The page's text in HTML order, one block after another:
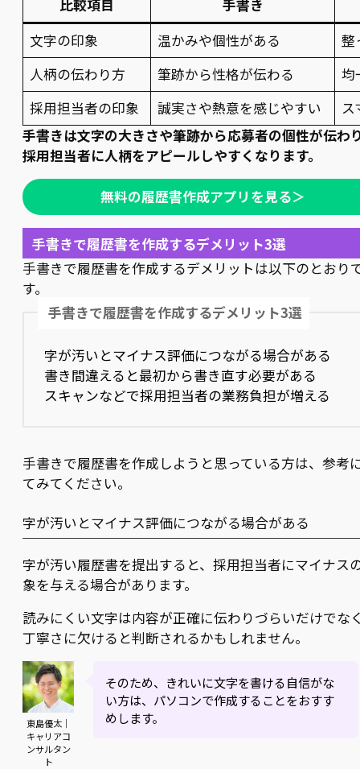
比較項目
手書き
文字の印象
温かみや個性がある
整
人柄の伝わり方
筆跡から性格が伝わる
均
採用担当者の印象
誠実さや熱意を感じやすい
ス
手書きは文字の大きさや筆跡から応募者の個性が伝わ
採用担当者に人柄をアピールしやすくなります。
無料の履歴書作成アプリを見る＞
手書きで履歴書を作成するデメリット3選
手書きで履歴書を作成するデメリットは以下のとおり
す。
手書きで履歴書を作成するデメリット3選
字が汚いとマイナス評価につながる場合がある
書き間違えると最初から書き直す必要がある
スキャンなどで採用担当者の業務負担が増える
手書きで履歴書を作成しようと思っている方は、参考
てみてください。
字が汚いとマイナス評価につながる場合がある
字が汚い履歴書を提出すると、採用担当者にマイナス
象を与える場合があります。
読みにくい文字は内容が正確に伝わりづらいだけでな
丁寧さに欠けると判断されるかもしれません。
東島優太｜
キャリアコ
ンサルタン
ト
そのため、きれいに文字を書ける自信がな
い方は、パソコンで作成することをおすす
めします。